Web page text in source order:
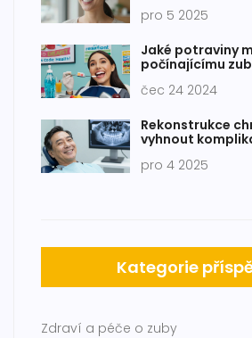
pro 5 2025
Jaké potraviny
počínajícímu
čec 24 2024
Rekonstrukce
vyhnout
pro 4 2025
Kategorie
Zdraví a péče o zuby